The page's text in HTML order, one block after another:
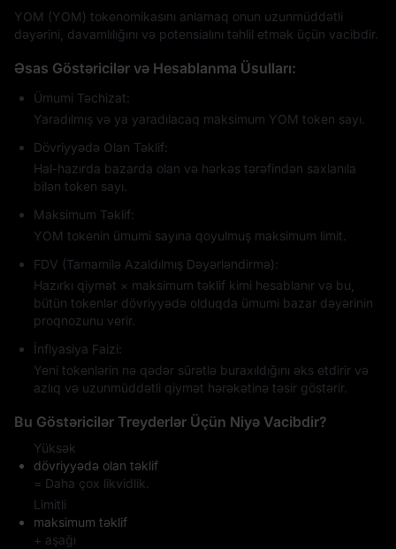
YOM (YOM) tokenomikasını anlamaq onun uzunmüddətli
dəyərini, davamlılığını və potensialını təhlil etmək üçün vacibdir.
Əsas Göstəricilər və Hesablanma Üsulları:
Ümumi Təchizat:
Yaradılmış və ya yaradılacaq maksimum YOM token sayı.
Dövriyyədə Olan Təklif:
Hal-hazırda bazarda olan və hərkəs tərəfindən saxlanıla
bilən token sayı.
Maksimum Təklif:
YOM tokenin ümumi sayına qoyulmuş maksimum limit.
FDV (Tamamilə Azaldılmış Dəyərləndirmə):
Hazırkı qiymət × maksimum təklif kimi hesablanır və bu,
bütün tokenlər dövriyyədə olduqda ümumi bazar dəyərinin
proqnozunu verir.
İnflyasiya Faizi:
Yeni tokenlərin nə qədər sürətlə buraxıldığını əks etdirir və
azlıq və uzunmüddətli qiymət hərəkətinə təsir göstərir.
Bu Göstəricilər Treyderlər Üçün Niyə Vacibdir?
Yüksək
dövriyyədə olan təklif
= Daha çox likvidlik.
Limitli
maksimum təklif
+ aşağı